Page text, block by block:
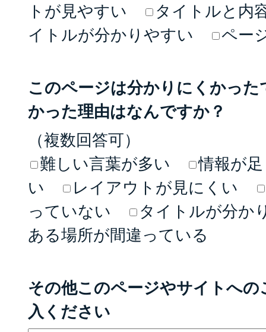
トが見やすい
タイトルと内
イトルが分かりやすい
ペー
このページは分かりにくかっ
かった理由はなんですか？
（複数回答可）
難しい言葉が多い
情報が
い
レイアウトが見にくい
っていない
タイトルが分か
ある場所が間違っている
その他このページやサイトへ
入ください